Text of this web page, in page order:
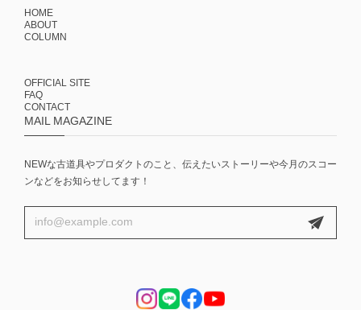
HOME
ABOUT
COLUMN
OFFICIAL SITE
FAQ
CONTACT
MAIL MAGAZINE
NEWな古道具やプロダクトのこと、伝えたいストーリーや今月のスコー
ンなどをお知らせしてます！